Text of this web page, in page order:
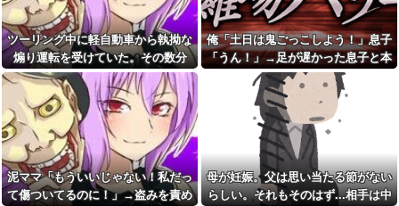
超の大豪邸を建てるｗｗｗｗｗ
ｗｗｗｗｗｗｗｗｗｗｗｗｗｗ
【画像】居酒屋さん、6人で長
居して会計4939円しか使わない
客にお気持ち表明してしまう←
コレどっちが悪いん
や？？？？？？
マックの招待券を使おうとし
たら店員に番号を聞かれた。激
怒した僕は「どうしてくれんね
ん！！！無料券よこせ
や！！！！」と怒鳴って…
マンションの隣人「盗聴器が
見つかったの」私「まさかうち
も？」→業者に調査を依頼した
学歴だしパラサイトだし夫婦揃
って太ってるし。義母にベタベ
タ甘えて「ジュース飲みた～
い」何かあるとすぐ「親に言い
つけてやる！」
友人とタクシーに乗った→運
ちゃん「5070円ね」私「５千円
のチケットあるわ。これと70円
ね」→友人「これタクシー代
ね」35円！？これはセコケチ！
FO案件！！→スレ民の反応
旦那（４０半ば）の夜の要求
に応えるのがしんどくなってき
て、そっちだけダメになってく
ツーリング中に軽自動車から執拗な
煽り運転を受けていた。その数分
後、思わぬ結末を目撃することにな
り…
俺「土日は鬼ごっこしよう！」息子
「うん！」→足が遅かった息子と本
気で遊び続けた10年後…
泥ママ「もういいじゃない！私だっ
て傷ついてるのに！」→盗みを責め
母が妊娠。父は思い当たる節がない
らしい。それもそのはず...相手は中